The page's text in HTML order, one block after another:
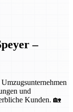
–
und
Kunden. 🏡